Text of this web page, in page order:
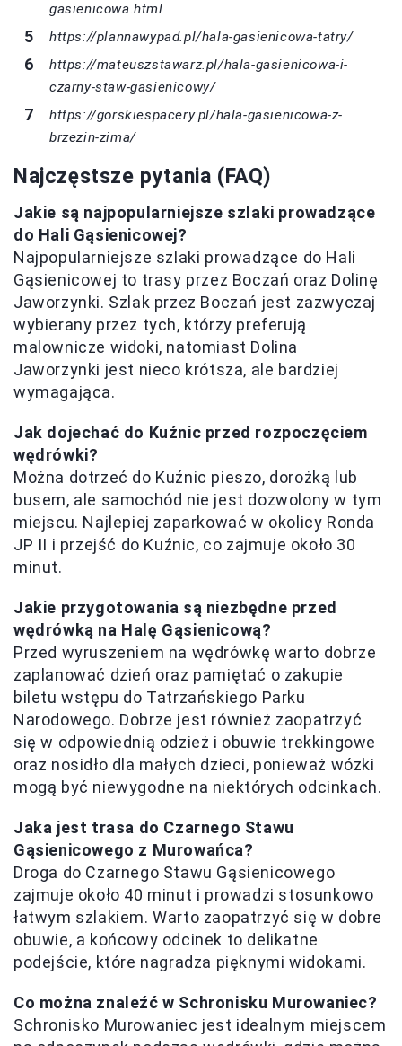
gasienicowa.html
https://plannawypad.pl/hala-gasienicowa-tatry/
https://mateuszstawarz.pl/hala-gasienicowa-i-
czarny-staw-gasienicowy/
https://gorskiespacery.pl/hala-gasienicowa-z-
brzezin-zima/
Najczęstsze pytania (FAQ)
Jakie są najpopularniejsze szlaki prowadzące
do Hali Gąsienicowej?
Najpopularniejsze szlaki prowadzące do Hali
Gąsienicowej to trasy przez Boczań oraz Dolinę
Jaworzynki. Szlak przez Boczań jest zazwyczaj
wybierany przez tych, którzy preferują
malownicze widoki, natomiast Dolina
Jaworzynki jest nieco krótsza, ale bardziej
wymagająca.
Jak dojechać do Kuźnic przed rozpoczęciem
wędrówki?
Można dotrzeć do Kuźnic pieszo, dorożką lub
busem, ale samochód nie jest dozwolony w tym
miejscu. Najlepiej zaparkować w okolicy Ronda
JP II i przejść do Kuźnic, co zajmuje około 30
minut.
Jakie przygotowania są niezbędne przed
wędrówką na Halę Gąsienicową?
Przed wyruszeniem na wędrówkę warto dobrze
zaplanować dzień oraz pamiętać o zakupie
biletu wstępu do Tatrzańskiego Parku
Narodowego. Dobrze jest również zaopatrzyć
się w odpowiednią odzież i obuwie trekkingowe
oraz nosidło dla małych dzieci, ponieważ wózki
mogą być niewygodne na niektórych odcinkach.
Jaka jest trasa do Czarnego Stawu
Gąsienicowego z Murowańca?
Droga do Czarnego Stawu Gąsienicowego
zajmuje około 40 minut i prowadzi stosunkowo
łatwym szlakiem. Warto zaopatrzyć się w dobre
obuwie, a końcowy odcinek to delikatne
podejście, które nagradza pięknymi widokami.
Co można znaleźć w Schronisku Murowaniec?
Schronisko Murowaniec jest idealnym miejscem